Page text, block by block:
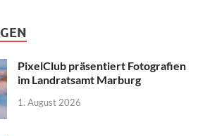
PixelClub präsentiert Fotografien
im Landratsamt Marburg
1. August 2026